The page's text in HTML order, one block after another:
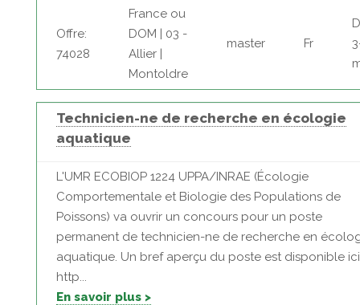
Offre:
74028
France ou
DOM | 03 -
Allier |
Montoldre
master Fr
Technicien-ne de recherche en écologie
aquatique
L'UMR ECOBIOP 1224 UPPA/INRAE (Écologie
Comportementale et Biologie des Populations de
Poissons) va ouvrir un concours pour un poste
permanent de technicien-ne de recherche en
aquatique. Un bref aperçu du poste est disponible
http...
En savoir plus >